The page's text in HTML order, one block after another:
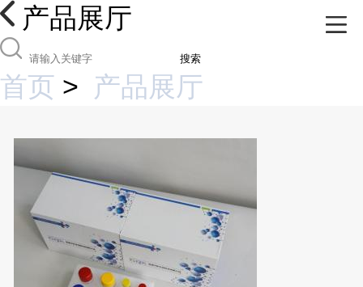
产品展厅
搜索
首页 > 产品展厅